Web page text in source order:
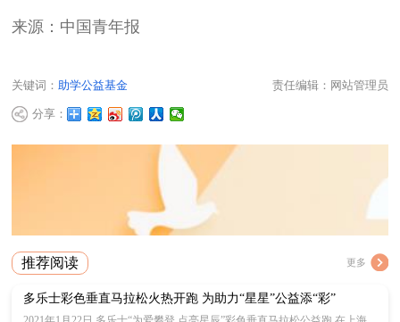
来源：中国青年报
关键词： 助学公益基金 责任编辑：网站管理员
分享：
推荐阅读 更多
多乐士彩色垂直马拉松火热开跑 为助力“星星”公益添“彩”